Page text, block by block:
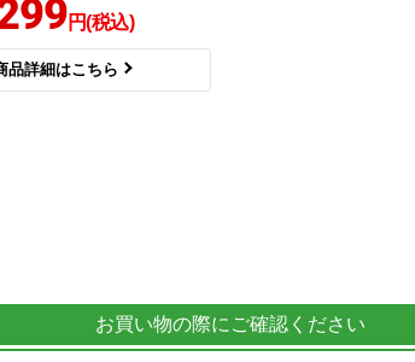
円(税込)
品詳細はこちら
お買い物の際にご確認ください